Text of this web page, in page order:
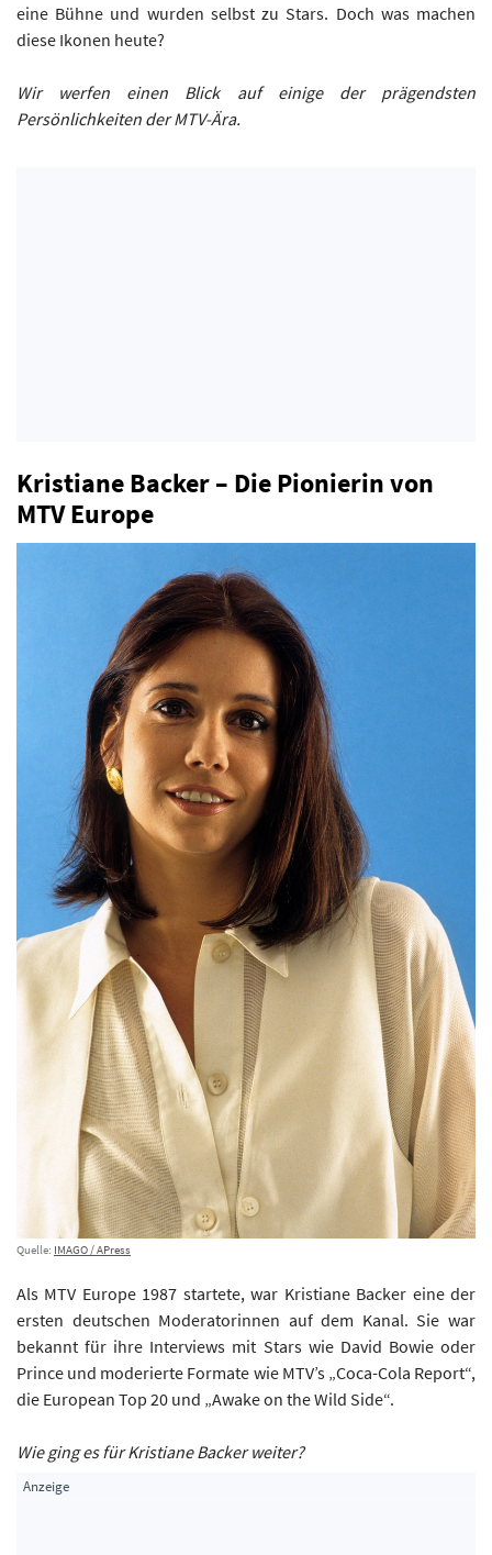
eine Bühne und wurden selbst zu Stars. Doch was machen
diese Ikonen heute?
Wir werfen einen Blick auf einige der prägendsten
Persönlichkeiten der MTV-Ära.
Kristiane Backer – Die Pionierin von
MTV Europe
Quelle: IMAGO / APress
Als MTV Europe 1987 startete, war Kristiane Backer eine der
ersten deutschen Moderatorinnen auf dem Kanal. Sie war
bekannt für ihre Interviews mit Stars wie David Bowie oder
Prince und moderierte Formate wie MTV’s „Coca-Cola Report“,
die European Top 20 und „Awake on the Wild Side“.
Wie ging es für Kristiane Backer weiter?